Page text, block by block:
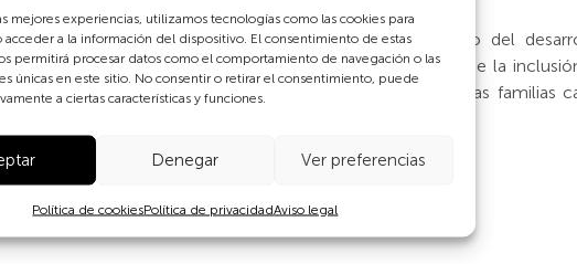
mejores experiencias, utilizamos tecnologías como las cookies para
acceder a la información del dispositivo. El consentimiento de estas
permitirá procesar datos como el comportamiento de navegación o las
únicas en este sitio. No consentir o retirar el consentimiento, puede
a ciertas características y funciones.
Denegar Ver preferencias
Política de cookiesPolítica de privacidadAviso legal
estrategias promocionadas por la Carrera para el logro del
de orégano, menta y burrito se realiza con el objeto de la
con mucho potencial en Paraguay, y que permite a las familias